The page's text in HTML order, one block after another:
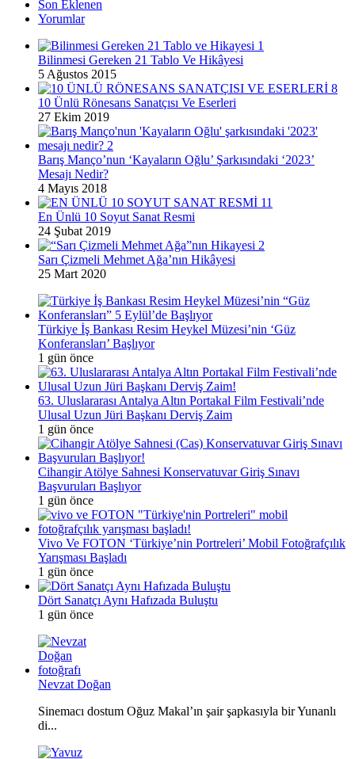
Son Eklenen
Yorumlar
Bilinmesi Gereken 21 Tablo Ve Hikâyesi
5 Ağustos 2015
10 Ünlü Rönesans Sanatçısı Ve Eserleri
27 Ekim 2019
Barış Manço’nun ‘Kayaların Oğlu’ Şarkısındaki ‘2023’
Mesajı Nedir?
4 Mayıs 2018
En Ünlü 10 Soyut Sanat Resmi
24 Şubat 2019
Sarı Çizmeli Mehmet Ağa’nın Hikâyesi
25 Mart 2020
Türkiye İş Bankası Resim Heykel Müzesi’nin ‘Güz
Konferansları’ Başlıyor
1 gün önce
63. Uluslararası Antalya Altın Portakal Film Festivali’nde
Ulusal Uzun Jüri Başkanı Derviş Zaim
1 gün önce
Cihangir Atölye Sahnesi Konservatuvar Giriş Sınavı
Başvuruları Başlıyor
1 gün önce
Vivo Ve FOTON ‘Türkiye’nin Portreleri’ Mobil Fotoğrafçılık
Yarışması Başladı
1 gün önce
Dört Sanatçı Aynı Hafızada Buluştu
1 gün önce
Nevzat Doğan
Sinemacı dostum Oğuz Makal’ın şair şapkasıyla bir Yunanlı
di...